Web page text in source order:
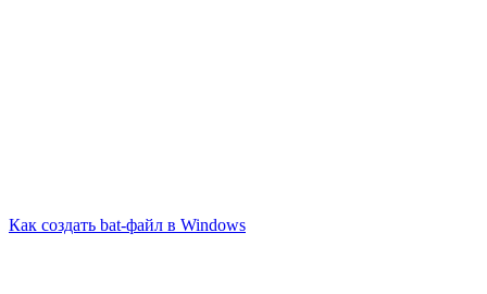
Как создать bat-файл в Windows